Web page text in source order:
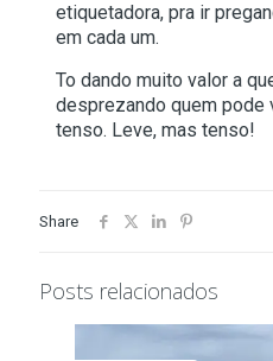
etiquetadora, pra ir
em cada um.
To dando muito valor a
desprezando quem pode
tenso. Leve, mas tenso!
Share
Posts relacionados